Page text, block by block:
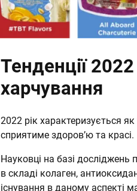
Тенденції
харчування
2022 рік характеризується
сприятиме здоров’ю та красі.
Науковці на базі досліджень
в складі колаген,
існування в даному аспекті